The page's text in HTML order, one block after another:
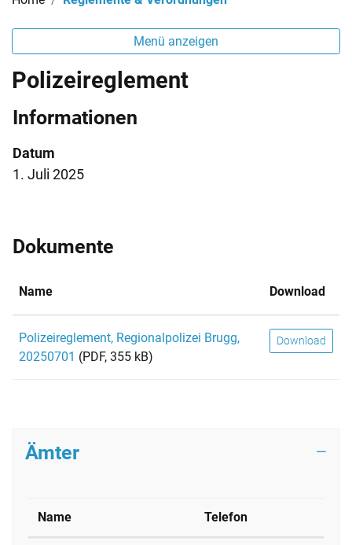
Menü anzeigen
Polizeireglement
Informationen
Datum
1. Juli 2025
Dokumente
Name Download
Polizeireglement, Regionalpolizei Brugg,
20250701 (PDF, 355 kB)
Download
Ämter
Name Telefon